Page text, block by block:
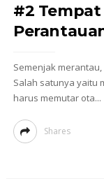
#2
Semenjak
Salah satunya yaitu
harus memutar ota...
Shares